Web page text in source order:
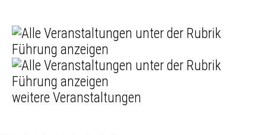
weitere Veranstaltungen